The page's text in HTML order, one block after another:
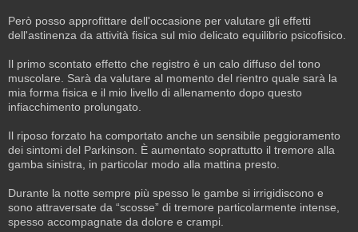
Però posso approfittare dell'occasione per valutare gli effetti
dell'astinenza da attività fisica sul mio delicato equilibrio psicofisico.
Il primo scontato effetto che registro è un calo diffuso del tono
muscolare. Sarà da valutare al momento del rientro quale sarà la
mia forma fisica e il mio livello di allenamento dopo questo
infiacchimento prolungato.
Il riposo forzato ha comportato anche un sensibile peggioramento
dei sintomi del Parkinson. È aumentato soprattutto il tremore alla
gamba sinistra, in particolar modo alla mattina presto.
Durante la notte sempre più spesso le gambe si irrigidiscono e
sono attraversate da “scosse” di tremore particolarmente intense,
spesso accompagnate da dolore e crampi.